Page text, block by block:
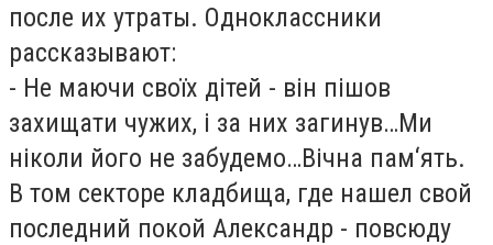
после их утраты. Одноклассники
рассказывают:
- Не маючи своїх дітей - він пішов
захищати чужих, і за них загинув…Ми
ніколи його не забудемо…Вічна пам‘ять.
В том секторе кладбища, где нашел свой
последний покой Александр - повсюду